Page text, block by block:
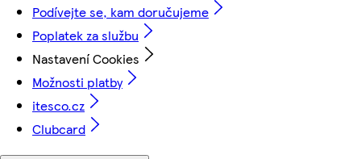
Podívejte se, kam doručujeme
Poplatek za službu
Nastavení Cookies
Možnosti platby
itesco.cz
Clubcard